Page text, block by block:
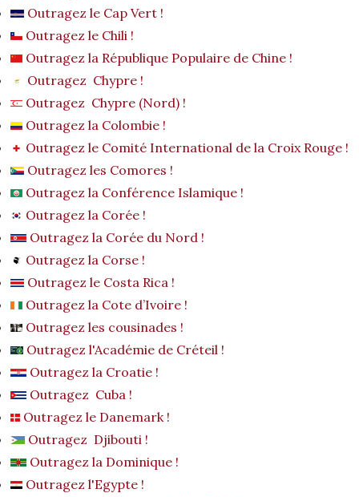
Outragez le Cap Vert !
Outragez le Chili !
Outragez la République Populaire de Chine !
Outragez Chypre !
Outragez Chypre (Nord) !
Outragez la Colombie !
Outragez le Comité International de la Croix Rouge !
Outragez les Comores !
Outragez la Conférence Islamique !
Outragez la Corée !
Outragez la Corée du Nord !
Outragez la Corse !
Outragez le Costa Rica !
Outragez la Cote d’Ivoire !
Outragez les cousinades !
Outragez l'Académie de Créteil !
Outragez la Croatie !
Outragez Cuba !
Outragez le Danemark !
Outragez Djibouti !
Outragez la Dominique !
Outragez l'Egypte !